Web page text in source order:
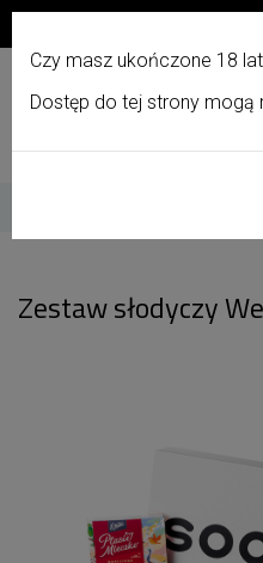
Menu
Zestaw
Zestaw słodyczy
Czy masz ukończone 18 lat
Dostęp do tej strony mogą